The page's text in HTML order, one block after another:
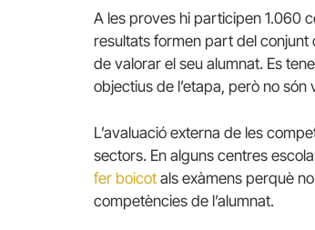
A les proves hi participen 1.060
resultats formen part del conjunt
de valorar el seu alumnat. Es
objectius de l’etapa, però no són
L’avaluació externa de les
sectors. En alguns centres
fer boicot als exàmens perquè
competències de l’alumnat.